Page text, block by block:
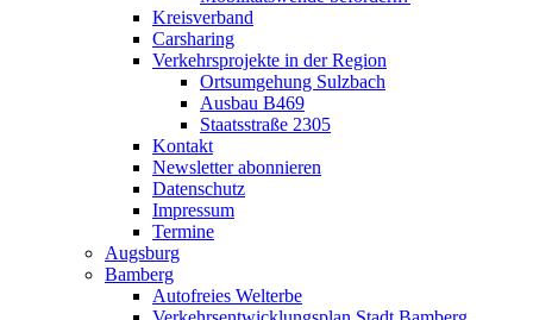
Kreisverband
Carsharing
Verkehrsprojekte in der Region
Ortsumgehung Sulzbach
Ausbau B469
Staatsstraße 2305
Kontakt
Newsletter abonnieren
Datenschutz
Impressum
Termine
Augsburg
Bamberg
Autofreies Welterbe